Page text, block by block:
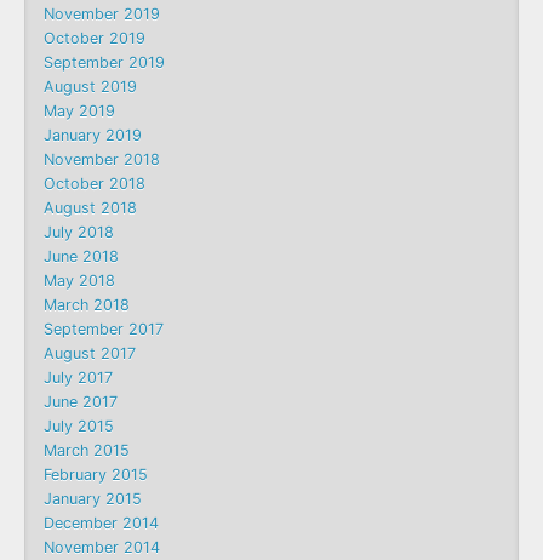
November 2019
October 2019
September 2019
August 2019
May 2019
January 2019
November 2018
October 2018
August 2018
July 2018
June 2018
May 2018
March 2018
September 2017
August 2017
July 2017
June 2017
July 2015
March 2015
February 2015
January 2015
December 2014
November 2014